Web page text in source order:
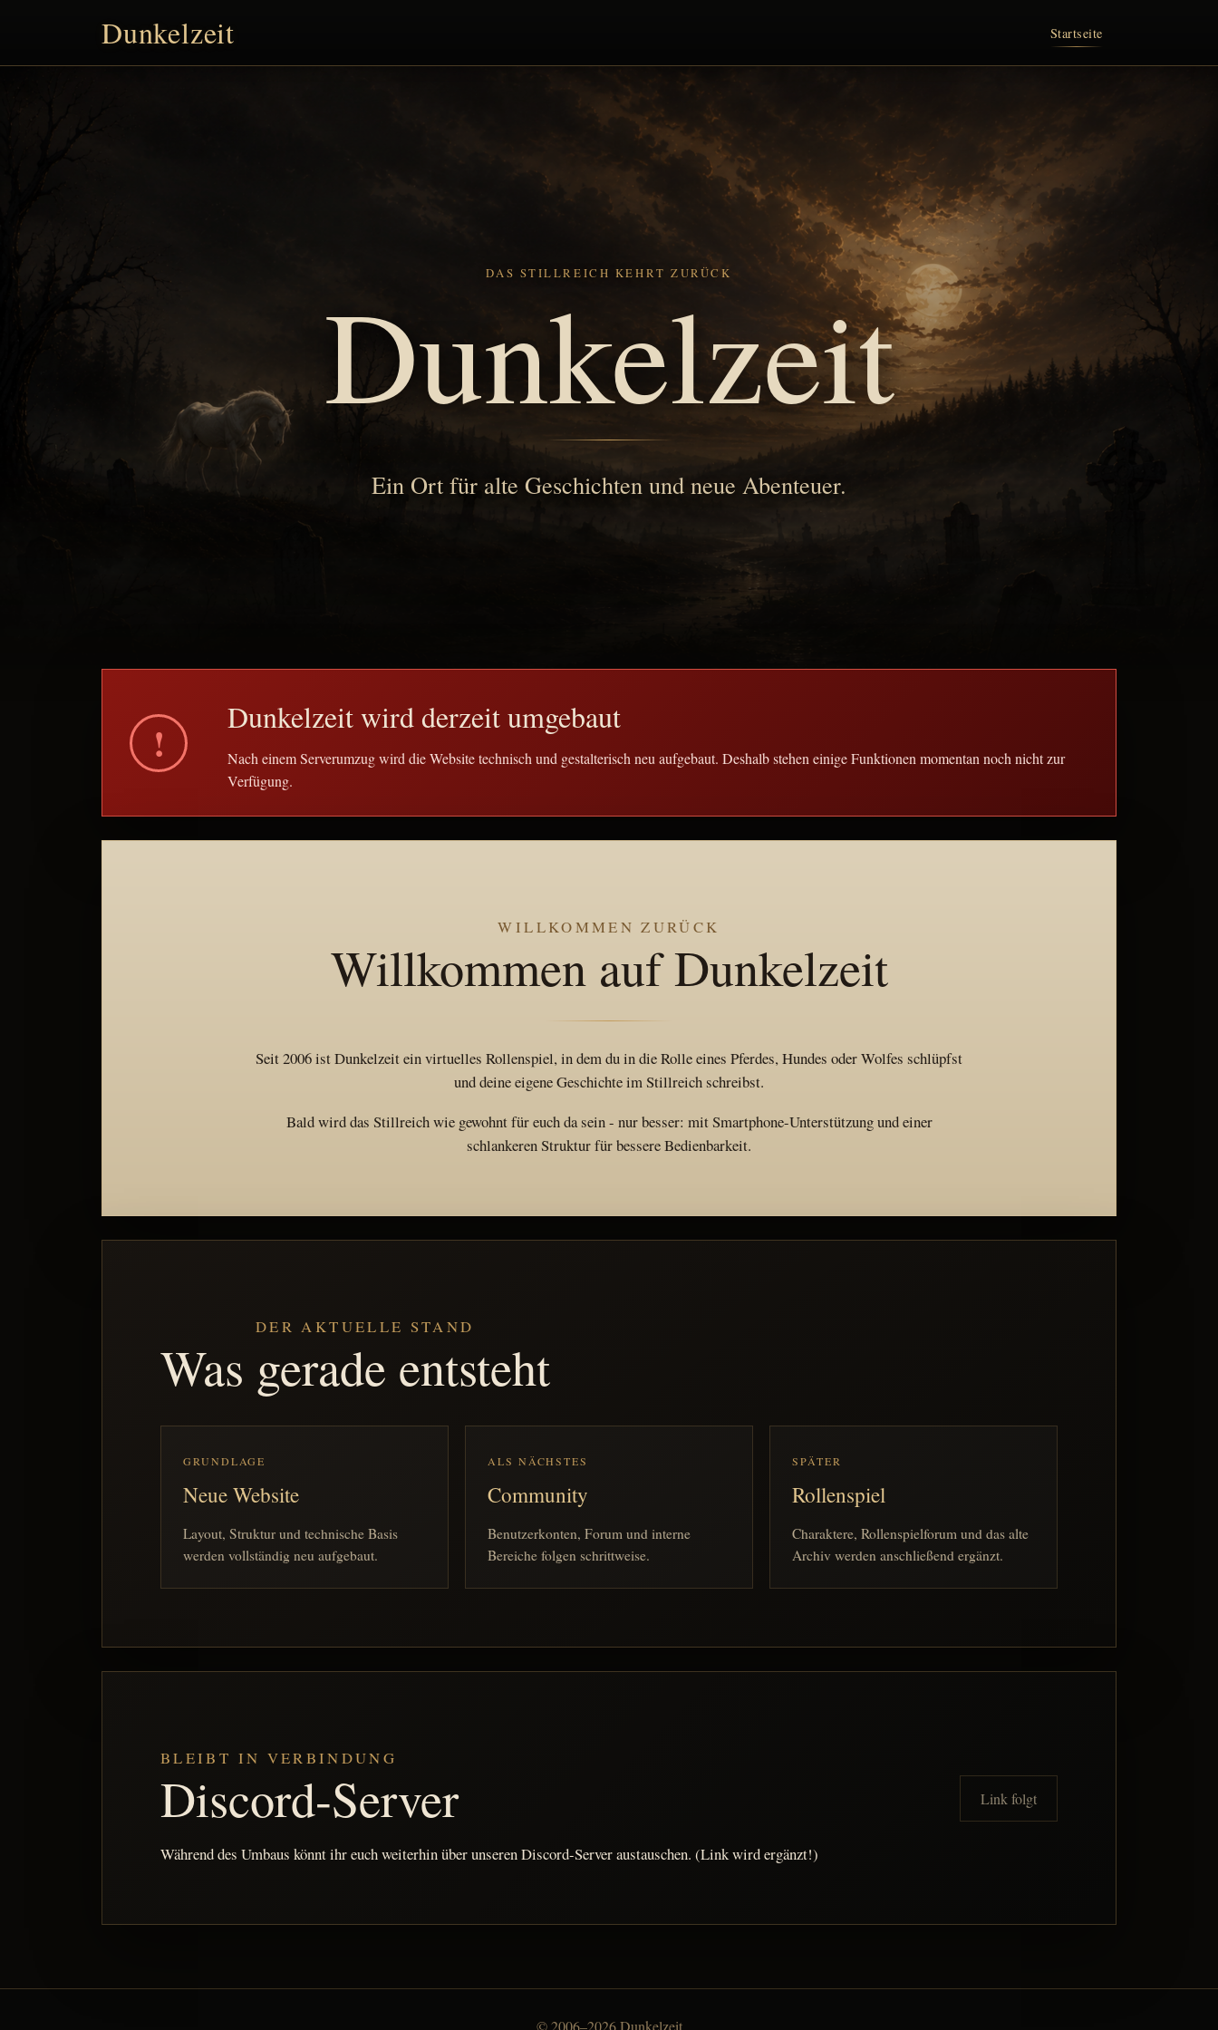
Dunkelzeit Startseite
DAS STILLREICH KEHRT ZURÜCK
Dunkelzeit
Ein Ort für alte Geschichten und neue Abenteuer.
! Dunkelzeit wird derzeit umgebaut
Nach einem Serverumzug wird die Website technisch und gestalterisch neu aufgebaut. Deshalb stehen einige Funktionen momentan noch nicht zur
Verfügung.
WILLKOMMEN ZURÜCK
Willkommen auf Dunkelzeit
Seit 2006 ist Dunkelzeit ein virtuelles Rollenspiel, in dem du in die Rolle eines Pferdes, Hundes oder Wolfes schlüpfst
und deine eigene Geschichte im Stillreich schreibst.
Bald wird das Stillreich wie gewohnt für euch da sein - nur besser: mit Smartphone-Unterstützung und einer
schlankeren Struktur für bessere Bedienbarkeit.
DER AKTUELLE STAND
Was gerade entsteht
GRUNDLAGE
Neue Website
Layout, Struktur und technische Basis
werden vollständig neu aufgebaut.
ALS NÄCHSTES
Community
Benutzerkonten, Forum und interne
Bereiche folgen schrittweise.
SPÄTER
Rollenspiel
Charaktere, Rollenspielforum und das alte
Archiv werden anschließend ergänzt.
BLEIBT IN VERBINDUNG
Discord-Server
Während des Umbaus könnt ihr euch weiterhin über unseren Discord-Server austauschen. (Link wird ergänzt!)
Link folgt
© 2006–2026 Dunkelzeit